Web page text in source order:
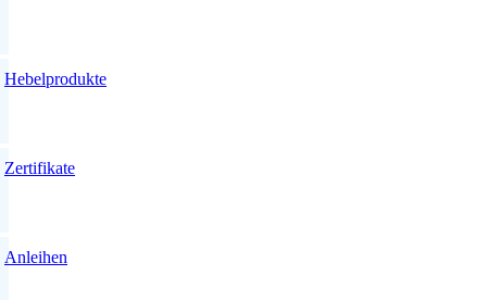
Hebelprodukte
Zertifikate
Anleihen